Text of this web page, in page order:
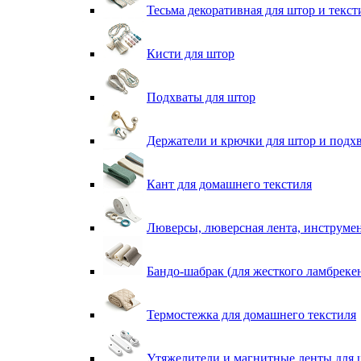
Тесьма декоративная для штор и
Кисти для штор
Подхваты для штор
Держатели и крючки для штор и
Кант для домашнего текстиля
Люверсы, люверсная лента,
Бандо-шабрак (для жесткого
Термостежка для домашнего текстиля
Утяжелители и магнитные ленты для